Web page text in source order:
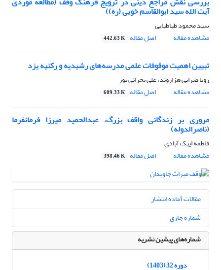
آیت الله سید ابوالقاسم خویی (ره))
سید محمود طباطبایی
مشاهده مقاله
اصل مقاله 442.63 K
تبیین اهمیت موقوفات علمی مدرسه‌های رشیدیه و رکنیه یزد
رویا ضرابی هزاروند، علی بحرانی پور
مشاهده مقاله
اصل مقاله 609.33 K
مروری بر زندگانی واقف بزرگ، عبدالحمید میرزا فرمانفرما
(ناصرالدوله)
فاطمه ایبک آبادی
مشاهده مقاله
اصل مقاله 398.46 K
مقالات آماده انتشار
شماره جاری
شماره‌های پیشین نشریه
دوره 32 (1403)